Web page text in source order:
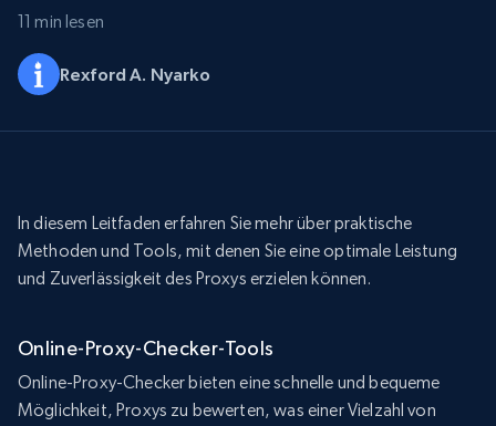
11 min lesen
Rexford A. Nyarko
In diesem Leitfaden erfahren Sie mehr über praktische
Methoden und Tools, mit denen Sie eine optimale Leistung
und Zuverlässigkeit des Proxys erzielen können.
Online-Proxy-Checker-Tools
Online-Proxy-Checker bieten eine schnelle und bequeme
Möglichkeit, Proxys zu bewerten, was einer Vielzahl von